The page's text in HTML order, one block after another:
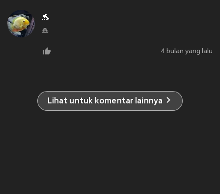
🐬
🙏
4 bulan yang lalu
Lihat untuk komentar lainnya